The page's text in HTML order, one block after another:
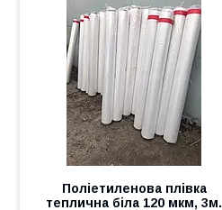
Поліетиленова плівка
теплична біла 120 мкм, 3м.